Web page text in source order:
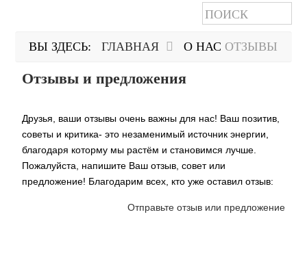
ВЫ ЗДЕСЬ: ГЛАВНАЯ О НАС ОТЗЫВЫ
Отзывы и предложения
Друзья, ваши отзывы очень важны для нас! Ваш позитив,
советы и критика- это незаменимый источник энергии,
благодаря которму мы растём и становимся лучше.
Пожалуйста, напишите Ваш отзыв, совет или
предложение! Благодарим всех, кто уже оставил отзыв:
Отправьте отзыв или предложение